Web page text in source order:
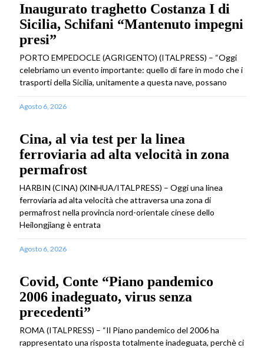
Inaugurato traghetto Costanza I di
Sicilia, Schifani “Mantenuto impegni
presi”
PORTO EMPEDOCLE (AGRIGENTO) (ITALPRESS) – “Oggi
celebriamo un evento importante: quello di fare in modo che i
trasporti della Sicilia, unitamente a questa nave, possano
Agosto 6, 2026
Cina, al via test per la linea
ferroviaria ad alta velocità in zona
permafrost
HARBIN (CINA) (XINHUA/ITALPRESS) – Oggi una linea
ferroviaria ad alta velocità che attraversa una zona di
permafrost nella provincia nord-orientale cinese dello
Heilongjiang è entrata
Agosto 6, 2026
Covid, Conte “Piano pandemico
2006 inadeguato, virus senza
precedenti”
ROMA (ITALPRESS) – “Il Piano pandemico del 2006 ha
rappresentato una risposta totalmente inadeguata, perchè ci